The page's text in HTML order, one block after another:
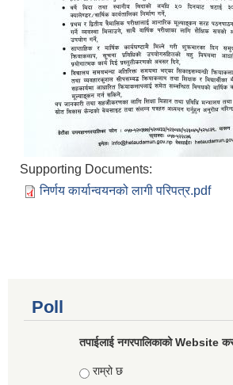
Supporting Documents:
निर्णय कार्यान्वयनको लागी परिपत्र.pdf
Poll
तपाईलाई नगरपालिकाको Website
Choices
राम्रो छ